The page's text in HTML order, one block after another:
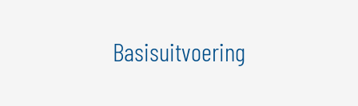
Basisuitvoering